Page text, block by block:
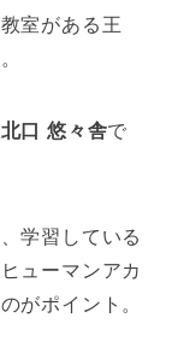
室がある王
口 悠々舎で
学習している
ューマンアカ
がポイント。